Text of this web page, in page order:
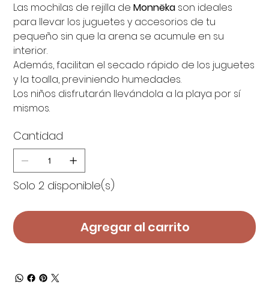
Las mochilas de rejilla deMonnëka son ideales
para llevar los juguetes y accesorios de tu
pequeño sin que la arena se acumule en su
interior.
Además, facilitan el secado rápido de los juguetes
y la toalla, previniendo humedades.
Los niños disfrutarán llevándola a la playa por sí
mismos.
Cantidad
Solo 2 disponible(s)
Agregar al carrito